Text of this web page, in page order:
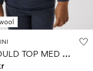
M
ERINOULD TOP MED LANGE ÆRMER